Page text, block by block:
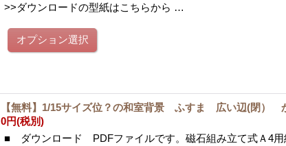
>>ダウンロードの型紙はこちらから …
【無料】1/15サイズ位？の和室背景 ふすま 広い辺(閉）
0円(税別)
■ ダウンロード PDFファイルです。磁石組み立て式Ａ4用